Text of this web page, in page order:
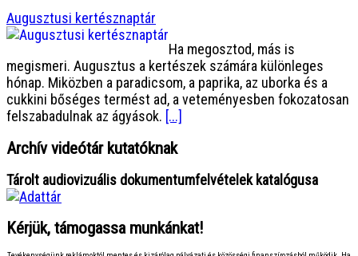
Augusztusi kertésznaptár
Ha megosztod, más is
megismeri. Augusztus a kertészek számára különleges
hónap. Miközben a paradicsom, a paprika, az uborka és a
cukkini bőséges termést ad, a veteményesben fokozatosan
felszabadulnak az ágyások. [...]
Archív videótár kutatóknak
Tárolt audiovizuális dokumentumfelvételek katalógusa
Kérjük, támogassa munkánkat!